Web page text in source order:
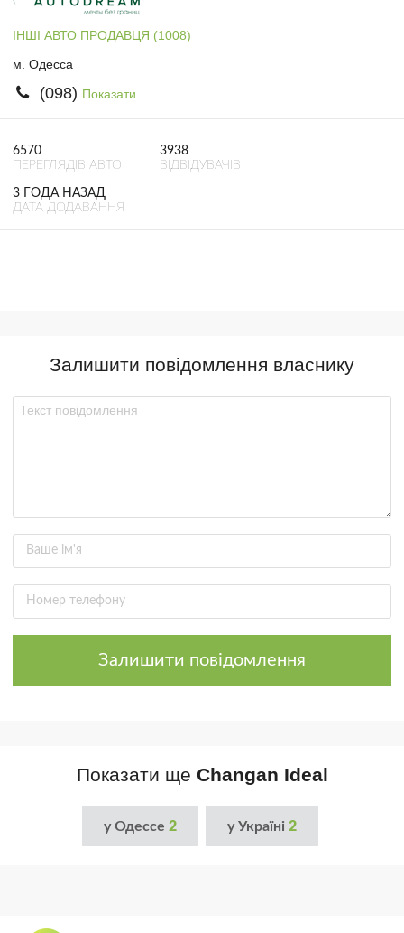
ІНШІ АВТО ПРОДАВЦЯ (1008)
м. Одесса
(098) Показати
6570
ПЕРЕГЛЯДІВ АВТО
3938
ВІДВІДУВАЧІВ
3 ГОДА НАЗАД
ДАТА ДОДАВАННЯ
Залишити повідомлення власнику
Залишити повідомлення
Показати ще Changan Ideal
у Одессе 2 у Україні 2